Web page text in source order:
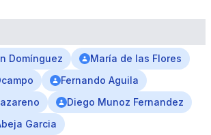
Domínguez
María de las Flores
Fernando Aguila
Diego Munoz Fernandez
Garcia